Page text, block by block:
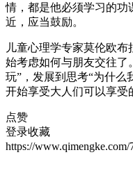
情，都是他必须学习的功
近，应当鼓励。
儿童心理学专家莫伦欧
始考虑如何与朋友交往了
玩”，发展到思考“为什么
开始享受大人们可以享受
点赞
登录收藏
https://www.qimengke.com/